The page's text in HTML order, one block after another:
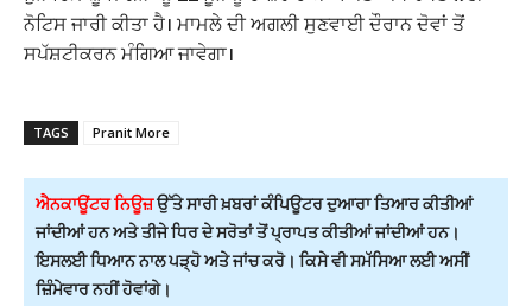
ਨੋਟਿਸ ਜਾਰੀ ਕੀਤਾ ਹੈ। ਮਾਮਲੇ ਦੀ ਅਗਲੀ ਸੁਣਵਾਈ ਦੌਰਾਨ ਦੋਵਾਂ ਤੋਂ
ਸਪੱਸ਼ਟੀਕਰਨ ਮੰਗਿਆ ਜਾਵੇਗਾ।
TAGS Pranit More
ਐਨਕਾਊਂਟਰ ਨਿਊਜ਼ਉੱਤੇ ਸਾਰੀ ਖ਼ਬਰਾਂ ਕੰਪਿਊਟਰ ਦੁਆਰਾ ਤਿਆਰ ਕੀਤੀਆਂ
ਜਾਂਦੀਆਂ ਹਨ ਅਤੇ ਤੀਜੇ ਧਿਰ ਦੇ ਸਰੋਤਾਂ ਤੋਂ ਪ੍ਰਾਪਤ ਕੀਤੀਆਂ ਜਾਂਦੀਆਂ ਹਨ।
ਇਸਲਈ ਧਿਆਨ ਨਾਲ ਪੜ੍ਹੋ ਅਤੇ ਜਾਂਚ ਕਰੋ। ਕਿਸੇ ਵੀ ਸਮੱਸਿਆ ਲਈ ਅਸੀਂ
ਜ਼ਿੰਮੇਵਾਰ ਨਹੀਂ ਹੋਵਾਂਗੇ।